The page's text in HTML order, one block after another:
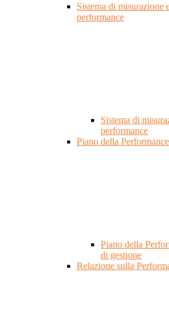
Sistema di misurazione
performance
Sistema di
performance
Piano della Performance
Piano della
di gestione
Relazione sulla